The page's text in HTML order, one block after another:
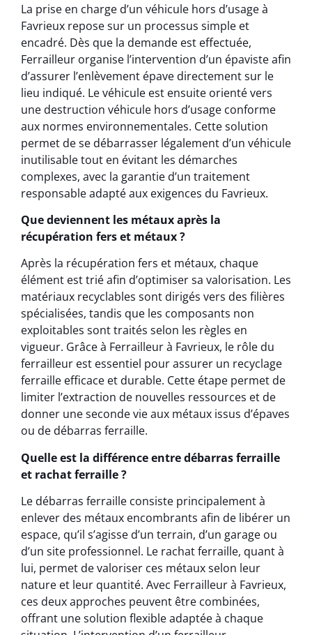
La prise en charge d’un véhicule hors d’usage à
Favrieux repose sur un processus simple et
encadré. Dès que la demande est effectuée,
Ferrailleur organise l’intervention d’un épaviste afin
d’assurer l’enlèvement épave directement sur le
lieu indiqué. Le véhicule est ensuite orienté vers
une destruction véhicule hors d’usage conforme
aux normes environnementales. Cette solution
permet de se débarrasser légalement d’un véhicule
inutilisable tout en évitant les démarches
complexes, avec la garantie d’un traitement
responsable adapté aux exigences du Favrieux.
Que deviennent les métaux après la
récupération fers et métaux ?
Après la récupération fers et métaux, chaque
élément est trié afin d’optimiser sa valorisation. Les
matériaux recyclables sont dirigés vers des filières
spécialisées, tandis que les composants non
exploitables sont traités selon les règles en
vigueur. Grâce à Ferrailleur à Favrieux, le rôle du
ferrailleur est essentiel pour assurer un recyclage
ferraille efficace et durable. Cette étape permet de
limiter l’extraction de nouvelles ressources et de
donner une seconde vie aux métaux issus d’épaves
ou de débarras ferraille.
Quelle est la différence entre débarras ferraille
et rachat ferraille ?
Le débarras ferraille consiste principalement à
enlever des métaux encombrants afin de libérer un
espace, qu’il s’agisse d’un terrain, d’un garage ou
d’un site professionnel. Le rachat ferraille, quant à
lui, permet de valoriser ces métaux selon leur
nature et leur quantité. Avec Ferrailleur à Favrieux,
ces deux approches peuvent être combinées,
offrant une solution flexible adaptée à chaque